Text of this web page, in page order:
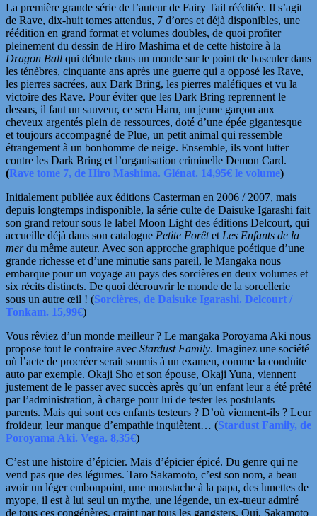
La première grande série de l’auteur de Fairy Tail rééditée. Il s’agit
de Rave, dix-huit tomes attendus, 7 d’ores et déjà disponibles, une
réédition en grand format et volumes doubles, de quoi profiter
pleinement du dessin de Hiro Mashima et de cette histoire à la
Dragon Ball qui débute dans un monde sur le point de basculer dans
les ténèbres, cinquante ans après une guerre qui a opposé les Rave,
les pierres sacrées, aux Dark Bring, les pierres maléfiques et vu la
victoire des Rave. Pour éviter que les Dark Bring reprennent le
dessus, il faut un sauveur, ce sera Haru, un jeune garçon aux
cheveux argentés plein de ressources, doté d’une épée gigantesque
et toujours accompagné de Plue, un petit animal qui ressemble
étrangement à un bonhomme de neige. Ensemble, ils vont lutter
contre les Dark Bring et l’organisation criminelle Demon Card.
(Rave tome 7, de Hiro Mashima. Glénat. 14,95€ le volume)
Initialement publiée aux éditions Casterman en 2006 / 2007, mais
depuis longtemps indisponible, la série culte de Daisuke Igarashi fait
son grand retour sous le label Moon Light des éditions Delcourt, qui
accueille déjà dans son catalogue Petite Forêtet Les Enfants de la
merdu même auteur. Avec son approche graphique poétique d’une
grande richesse et d’une minutie sans pareil, le Mangaka nous
embarque pour un voyage au pays des sorcières en deux volumes et
six récits distincts. De quoi décrouvrir le monde de la sorcellerie
sous un autre œil ! (Sorcières, de Daisuke Igarashi. Delcourt /
Tonkam. 15,99€)
Vous rêviez d’un monde meilleur ? Le mangaka Poroyama Aki nous
propose tout le contraire avec Stardust Family. Imaginez une société
où l’acte de procréer serait soumis à un examen, comme la conduite
auto par exemple. Okaji Sho et son épouse, Okaji Yuna, viennent
justement de le passer avec succès après qu’un enfant leur a été prêté
par l’administration, à charge pour lui de tester les postulants
parents. Mais qui sont ces enfants testeurs ? D’où viennent-ils ? Leur
froideur, leur manque d’empathie inquiètent… (Stardust Family, de
Poroyama Aki. Vega. 8,35€)
C’est une histoire d’épicier. Mais d’épicier épicé. Du genre qui ne
vend pas que des légumes. Taro Sakamoto, c’est son nom, a beau
avoir un léger embonpoint, une moustache à la papa, des lunettes de
myope, il est à lui seul un mythe, une légende, un ex-tueur admiré
de tous ces congénères, craint par tous les gangsters. Oui, Sakamoto